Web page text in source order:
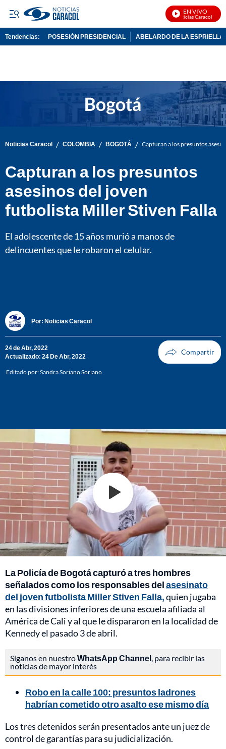
EN VIVO
Noticias Caracol En
Tendencias: POSESIÓN PRESIDENCIAL ABELARDO DE LA ESPRIELLA
Noticias Caracol / COLOMBIA / BOGOTÁ / Capturan a los presuntos
Capturan a los presuntos
asesinos del joven
futbolista Miller Stiven Falla
El adolescente de 15 años murió a manos de
delincuentes que le robaron el celular.
Por: Noticias Caracol
24 de Abr, 2022
Actualizado: 24 De Abr, 2022
Editado por:Sandra Soriano Soriano
La Policía de Bogotá capturó a tres hombres
señalados como los responsables delasesinato
del joven futbolista Miller Stiven Falla,quien jugaba
en las divisiones inferiores de una escuela afiliada al
América de Cali y al que le dispararon en la localidad de
Kennedy el pasado 3 de abril.
Síganos en nuestroWhatsApp Channel , para recibir las
noticias de mayor interés
Robo en la calle 100: presuntos ladrones
habrían cometido otro asalto ese mismo día
Los tres detenidos serán presentados ante un juez de
control de garantías para su judicialización.